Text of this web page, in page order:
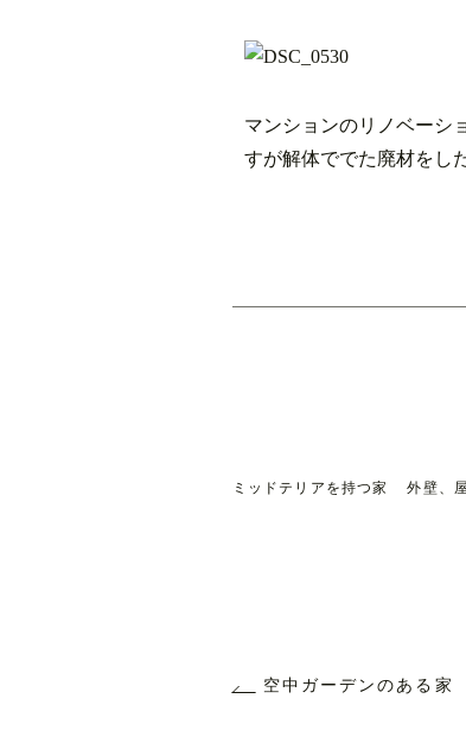
マンションのリノベーシ
すが解体ででた廃材をし
ミッドテリアを持つ家 外壁、
空中ガーデンのある家